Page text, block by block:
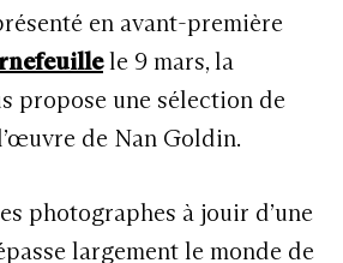
en avant-première
le 9 mars, la
propose une sélection de
de Nan Goldin.
photographes à jouir d’une
largement le monde de